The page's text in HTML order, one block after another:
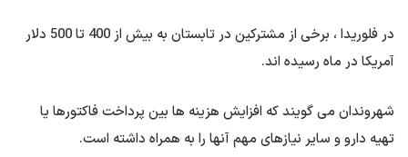
در فلوریدا ، برخی از مشترکین در تابستان به بیش از 400 تا 500 دلار
آمریکا در ماه رسیده اند.
شهروندان می گویند که افزایش هزینه ها بین پرداخت فاکتورها یا
تهیه دارو و سایر نیازهای مهم آنها را به همراه داشته است.